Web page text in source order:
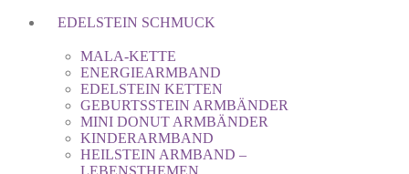
EDELSTEIN SCHMUCK
MALA-KETTE
ENERGIEARMBAND
EDELSTEIN KETTEN
GEBURTSSTEIN ARMBÄNDER
MINI DONUT ARMBÄNDER
KINDERARMBAND
HEILSTEIN ARMBAND –
LEBENSTHEMEN